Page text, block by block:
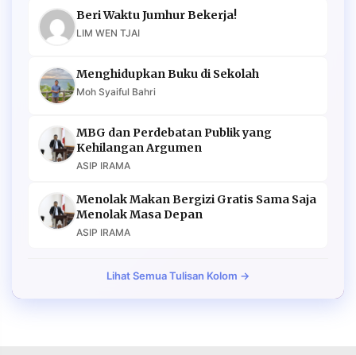
Beri Waktu Jumhur Bekerja!
LIM WEN TJAI
Menghidupkan Buku di Sekolah
Moh Syaiful Bahri
MBG dan Perdebatan Publik yang
Kehilangan Argumen
ASIP IRAMA
Menolak Makan Bergizi Gratis Sama Saja
Menolak Masa Depan
ASIP IRAMA
Lihat Semua Tulisan Kolom →